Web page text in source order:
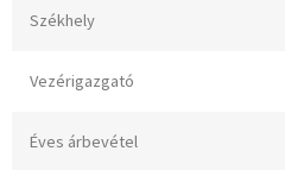
Székhely
Vezérigazgató
Éves árbevétel